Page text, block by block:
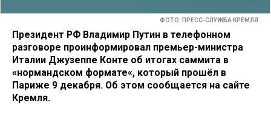
ФОТО: ПРЕСС-СЛУЖБА КРЕМЛЯ
Президент РФ Владимир Путин в телефонном
разговоре проинформировал премьер-министра
Италии Джузеппе Конте об итогах саммита в
«нормандском формате«, который прошёл в
Париже 9 декабря. Об этом сообщается на сайте
Кремля.